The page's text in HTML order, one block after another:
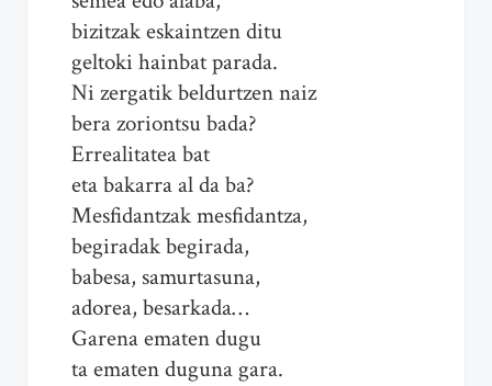
bizitzak eskaintzen ditu
geltoki hainbat parada.
Ni zergatik beldurtzen naiz
bera zoriontsu bada?
Errealitatea bat
eta bakarra al da ba?
Mesfidantzak mesfidantza,
begiradak begirada,
babesa, samurtasuna,
adorea, besarkada…
Garena ematen dugu
ta ematen duguna gara.